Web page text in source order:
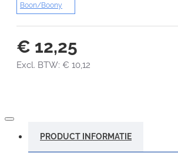
€ 12,25
Excl. BTW: € 10,12
Boon/Boony
PRODUCT INFORMATIE